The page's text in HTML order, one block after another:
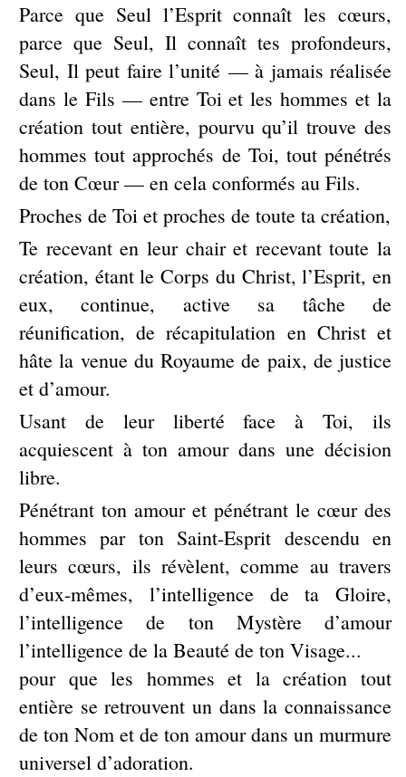
Parce que Seul l’Esprit connaît les cœurs,
parce que Seul, Il connaît tes profondeurs,
Seul, Il peut faire l’unité — à jamais réalisée
dans le Fils — entre Toi et les hommes et la
création tout entière, pourvu qu’il trouve des
hommes tout approchés de Toi, tout pénétrés
de ton Cœur — en cela conformés au Fils.
Proches de Toi et proches de toute ta création,
Te recevant en leur chair et recevant toute la
création, étant le Corps du Christ, l’Esprit, en
eux, continue, active sa tâche de
réunification, de récapitulation en Christ et
hâte la venue du Royaume de paix, de justice
et d’amour.
Usant de leur liberté face à Toi, ils
acquiescent à ton amour dans une décision
libre.
Pénétrant ton amour et pénétrant le cœur des
hommes par ton Saint-Esprit descendu en
leurs cœurs, ils révèlent, comme au travers
d’eux-mêmes, l’intelligence de ta Gloire,
l’intelligence de ton Mystère d’amour
l’intelligence de la Beauté de ton Visage...
pour que les hommes et la création tout
entière se retrouvent un dans la connaissance
de ton Nom et de ton amour dans un murmure
universel d’adoration.